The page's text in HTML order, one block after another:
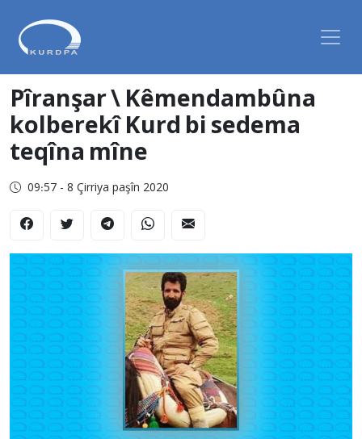
Pîranşar \ Kêmendambûna
kolberekî Kurd bi sedema
teqîna mîne
09:57 - 8 Çirriya paşîn 2020